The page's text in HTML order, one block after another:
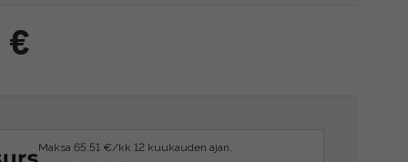
€
Maksa 65.51 €/kk 12 kuukauden ajan.